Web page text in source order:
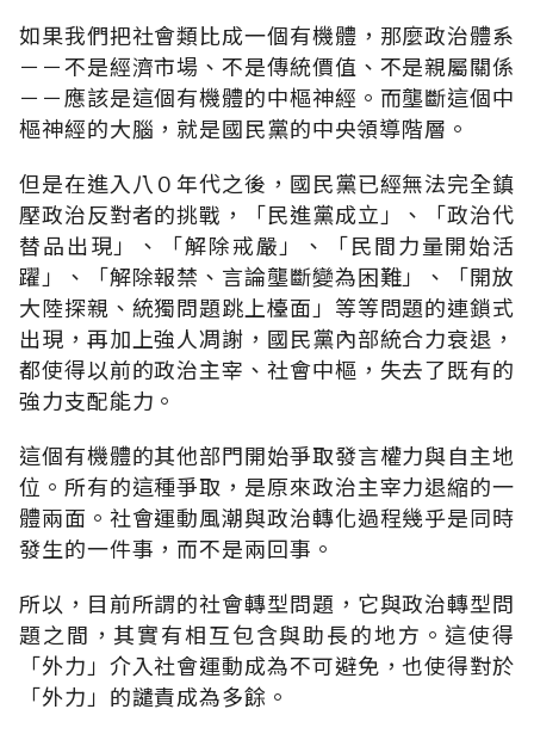
如果我們把社會類比成一個有機體，那麼政治體系
－－不是經濟市場、不是傳統價值、不是親屬關係
－－應該是這個有機體的中樞神經。而壟斷這個中
樞神經的大腦，就是國民黨的中央領導階層。
但是在進入八０年代之後，國民黨已經無法完全鎮
壓政治反對者的挑戰，「民進黨成立」、「政治代
替品出現」、「解除戒嚴」、「民間力量開始活
躍」、「解除報禁、言論壟斷變為困難」、「開放
大陸探親、統獨問題跳上檯面」等等問題的連鎖式
出現，再加上強人凋謝，國民黨內部統合力衰退，
都使得以前的政治主宰、社會中樞，失去了既有的
強力支配能力。
這個有機體的其他部門開始爭取發言權力與自主地
位。所有的這種爭取，是原來政治主宰力退縮的一
體兩面。社會運動風潮與政治轉化過程幾乎是同時
發生的一件事，而不是兩回事。
所以，目前所謂的社會轉型問題，它與政治轉型問
題之間，其實有相互包含與助長的地方。這使得
「外力」介入社會運動成為不可避免，也使得對於
「外力」的譴責成為多餘。